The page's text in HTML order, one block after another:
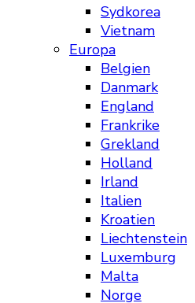
Sydkorea
Vietnam
Europa
Belgien
Danmark
England
Frankrike
Grekland
Holland
Irland
Italien
Kroatien
Liechtenstein
Luxemburg
Malta
Norge